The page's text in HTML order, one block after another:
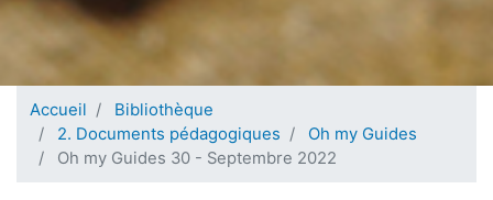
Accueil
Bibliothèque
2. Documents pédagogiques
Oh my Guides
Oh my Guides 30 - Septembre 2022